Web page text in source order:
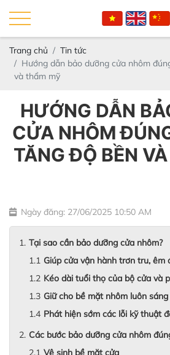
Trang chủ
Tin tức
Hướng dẫn bảo dưỡng cửa nhôm
và thẩm mỹ
HƯỚNG DẪN
CỬA NHÔM
TĂNG ĐỘ BỀN
Ngày đăng: 27/06/2025 10:50 AM
Tại sao cần bảo dưỡng cửa nhôm?
Giúp cửa vận hành trơn tru, êm
Kéo dài tuổi thọ của bộ cửa và
Giữ cho bề mặt nhôm luôn
Phát hiện sớm các lỗi kỹ thuật
Các bước bảo dưỡng cửa nhôm
Vệ sinh bề mặt cửa